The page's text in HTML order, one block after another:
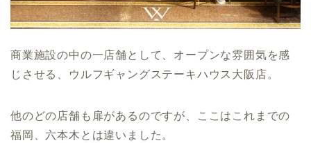
商業施設の中の一店舗として、オープンな雰囲気を感
じさせる、ウルフギャングステーキハウス大阪店。
他のどの店舗も扉があるのですが、ここはこれまでの
福岡、六本木とは違いました。